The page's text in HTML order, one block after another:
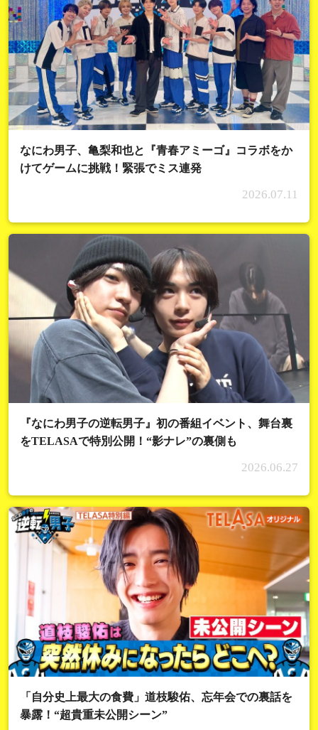
なにわ男子、亀梨和也と『青春アミーゴ』コラボをか
けてゲームに挑戦！緊張でミス連発
2026.07.11
『なにわ男子の逆転男子』初の番組イベント、舞台裏
をTELASAで特別公開！“影ナレ”の裏側も
2026.06.27
「自分史上最大の食費」道枝駿佑、忘年会での裏話を
暴露！“超貴重未公開シーン”